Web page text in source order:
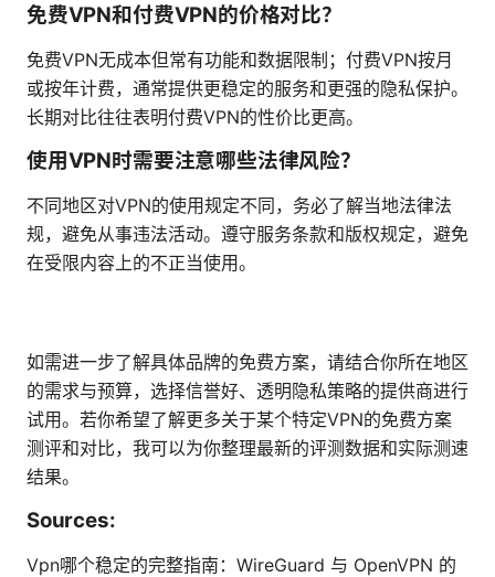
免费VPN和付费VPN的价格对比？
免费VPN无成本但常有功能和数据限制；付费VPN按月
或按年计费，通常提供更稳定的服务和更强的隐私保护。
长期对比往往表明付费VPN的性价比更高。
使用VPN时需要注意哪些法律风险？
不同地区对VPN的使用规定不同，务必了解当地法律法
规，避免从事违法活动。遵守服务条款和版权规定，避免
在受限内容上的不正当使用。
如需进一步了解具体品牌的免费方案，请结合你所在地区
的需求与预算，选择信誉好、透明隐私策略的提供商进行
试用。若你希望了解更多关于某个特定VPN的免费方案
测评和对比，我可以为你整理最新的评测数据和实际测速
结果。
Sources:
Vpn哪个稳定的完整指南：WireGuard 与 OpenVPN 的